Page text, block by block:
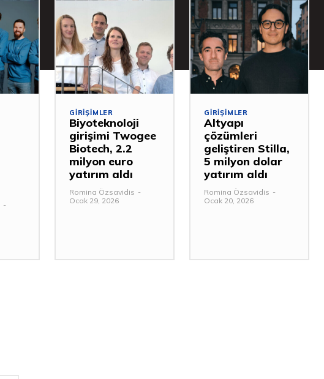
-
GIRIŞIMLER
Biyoteknoloji
girişimi Twogee
Biotech, 2.2
milyon euro
yatırım aldı
Romina Özsavidis -
Ocak 29, 2026
GIRIŞIMLER
Altyapı
çözümleri
geliştiren Stilla,
5 milyon dolar
yatırım aldı
Romina Özsavidis -
Ocak 20, 2026